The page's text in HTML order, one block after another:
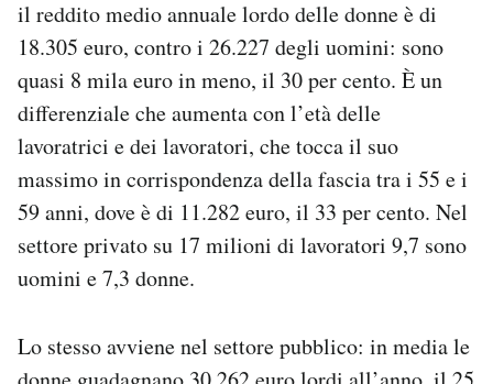
il reddito medio annuale lordo delle donne è di
18.305 euro, contro i 26.227 degli uomini: sono
quasi 8 mila euro in meno, il 30 per cento. È un
differenziale che aumenta con l’età delle
lavoratrici e dei lavoratori, che tocca il suo
massimo in corrispondenza della fascia tra i 55 e i
59 anni, dove è di 11.282 euro, il 33 per cento. Nel
settore privato su 17 milioni di lavoratori 9,7 sono
uomini e 7,3 donne.
Lo stesso avviene nel settore pubblico: in media le